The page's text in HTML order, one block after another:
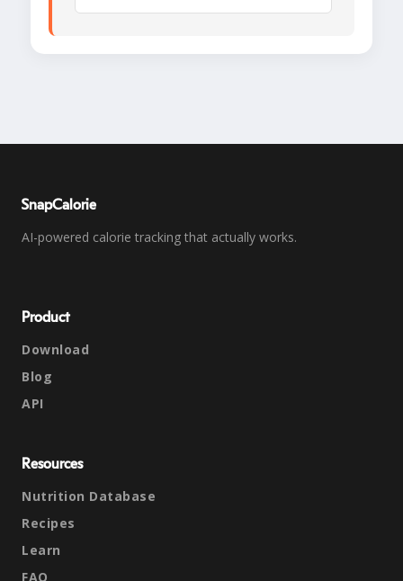
SnapCalorie
AI-powered calorie tracking that actually works.
Product
Download
Blog
API
Resources
Nutrition Database
Recipes
Learn
FAQ